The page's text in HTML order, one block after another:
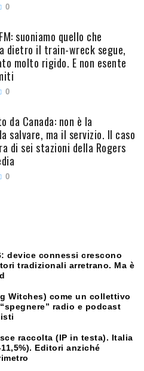
0
suoniamo quello che
dietro il train-wreck segue,
molto rigido. E non esente
0
da Canada: non è la
salvare, ma il servizio. Il caso
di sei stazioni della Rogers
0
device connessi crescono
tradizionali arretrano. Ma è
Witches) come un collettivo
radio e podcast
raccolta (IP in testa). Italia
Editori anziché